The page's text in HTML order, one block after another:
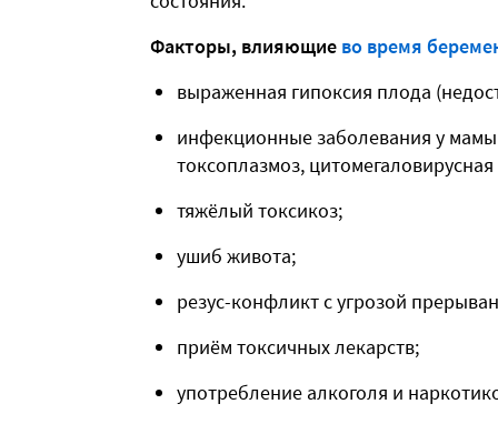
Факторы, влияющие во время
выраженная гипоксия плода
инфекционные заболевания у
токсоплазмоз,
тяжёлый токсикоз;
ушиб живота;
резус-конфликт с угрозой
приём токсичных лекарств;
употребление алкоголя и